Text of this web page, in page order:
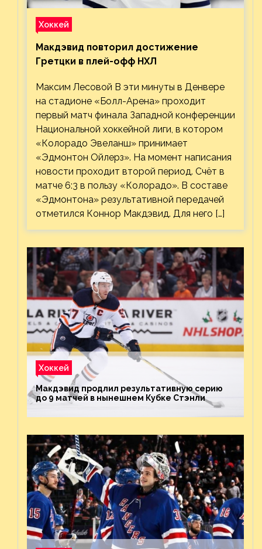
Хоккей
Макдэвид повторил достижение
Гретцки в плей-офф НХЛ
Максим Лесовой В эти минуты в Денвере
на стадионе «Болл-Арена» проходит
первый матч финала Западной конференции
Национальной хоккейной лиги, в котором
«Колорадо Эвеланш» принимает
«Эдмонтон Ойлерз». На момент написания
новости проходит второй период. Счёт в
матче 6:3 в пользу «Колорадо». В составе
«Эдмонтона» результативной передачей
отметился Коннор Макдэвид. Для него […]
Хоккей
Макдэвид продлил результативную серию
до 9 матчей в нынешнем Кубке Стэнли